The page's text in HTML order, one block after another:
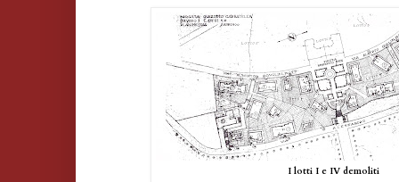
I lotti I e IV demoliti